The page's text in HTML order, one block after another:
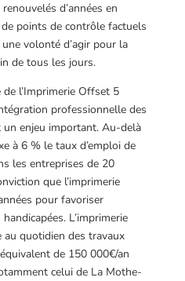
d’années en
points de contrôle factuels
volonté d’agir pour la
de tous les jours.
de l’Imprimerie Offset 5
professionnelle des
un enjeu important. Au-delà
à 6 % le taux d’emploi de
les entreprises de 20
que l’imprimerie
pour favoriser
L’imprimerie
quotidien des travaux
de 150 000€/an
celui de La Mothe-